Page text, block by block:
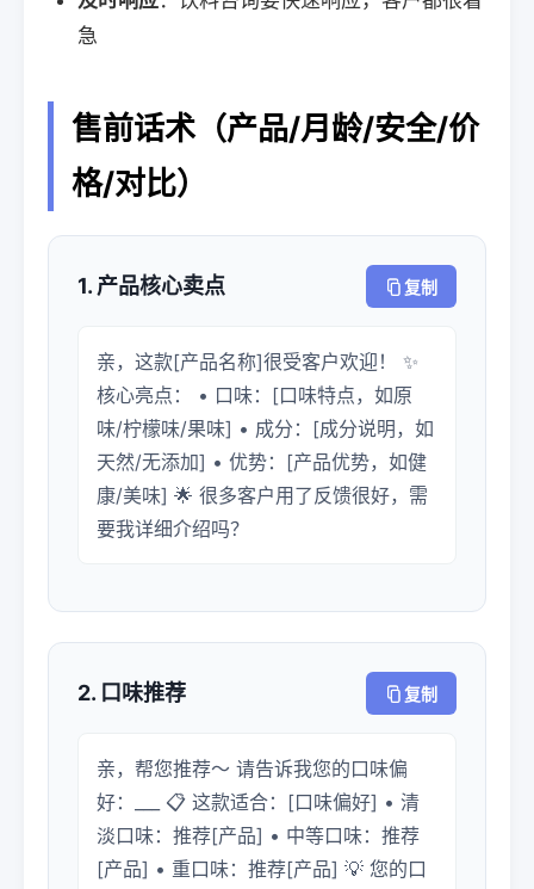
急
售前话术（产品/月龄/安全/价
格/对比）
1. 产品核心卖点 复制
亲，这款[产品名称]很受客户欢迎！ ✨
核心亮点： • 口味：[口味特点，如原
味/柠檬味/果味] • 成分：[成分说明，如
天然/无添加] • 优势：[产品优势，如健
康/美味] 🌟 很多客户用了反馈很好，需
要我详细介绍吗？
2. 口味推荐 复制
亲，帮您推荐～ 请告诉我您的口味偏
好：___ 📋 这款适合：[口味偏好] • 清
淡口味：推荐[产品] • 中等口味：推荐
[产品] • 重口味：推荐[产品] 💡 您的口